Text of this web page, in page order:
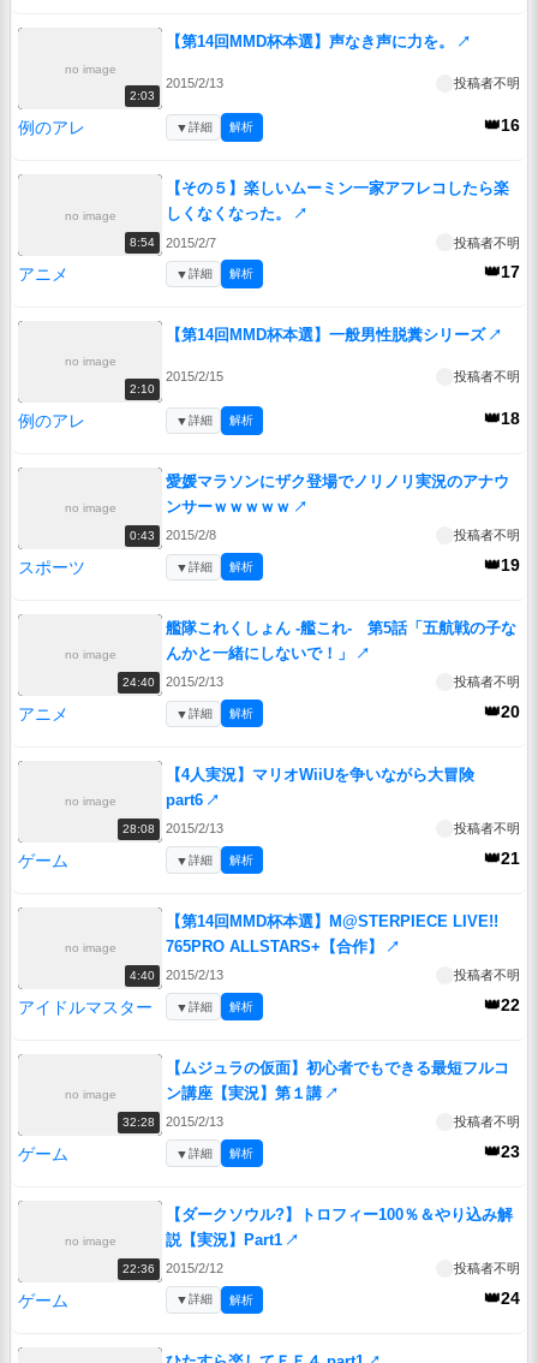
no image
2:03
【第14回MMD杯本選】声なき声に力を。 ↗
2015/2/13 投稿者不明
例のアレ 👑16
▼詳細 解析
no image
8:54
【その５】楽しいムーミン一家アフレコしたら楽
しくなくなった。
↗
2015/2/7 投稿者不明
アニメ 👑17
▼詳細 解析
no image
2:10
【第14回MMD杯本選】一般男性脱糞シリーズ ↗
2015/2/15 投稿者不明
例のアレ 👑18
▼詳細 解析
no image
0:43
愛媛マラソンにザク登場でノリノリ実況のアナウ
ンサーｗｗｗｗｗ ↗
2015/2/8 投稿者不明
スポーツ 👑19
▼詳細 解析
no image
24:40
艦隊これくしょん -艦これ- 第5話「五航戦の子な
んかと一緒にしないで！」
↗
2015/2/13 投稿者不明
アニメ 👑20
▼詳細 解析
no image
28:08
【4人実況】マリオWiiUを争いながら大冒険
part6 ↗
2015/2/13 投稿者不明
ゲーム 👑21
▼詳細 解析
no image
4:40
【第14回MMD杯本選】M@STERPIECE LIVE!!
765PRO ALLSTARS+【合作】
↗
2015/2/13 投稿者不明
アイドルマスター 👑22
▼詳細 解析
no image
32:28
【ムジュラの仮面】初心者でもできる最短フルコ
ン講座【実況】第１講 ↗
2015/2/13 投稿者不明
ゲーム 👑23
▼詳細 解析
no image
22:36
【ダークソウル?】トロフィー100％＆やり込み解
説【実況】Part1 ↗
2015/2/12 投稿者不明
ゲーム 👑24
▼詳細 解析